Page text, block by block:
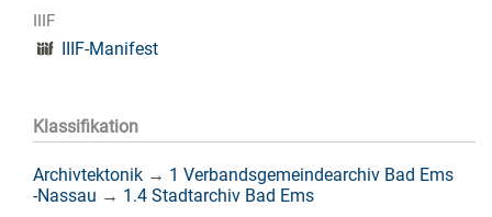
IIIF
IIIF-Manifest
Klassifikation
Archivtektonik → 1 Verbandsgemeindearchiv Bad Ems
-Nassau → 1.4 Stadtarchiv Bad Ems